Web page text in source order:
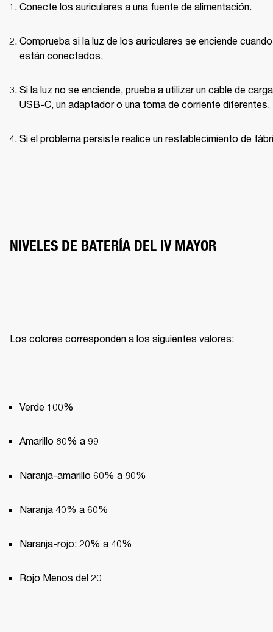
Conecte los auriculares a una fuente de alimentación.
Comprueba si la luz de los auriculares se enciende cuando
están conectados.
Si la luz no se enciende, prueba a utilizar un cable de carga
USB-C, un adaptador o una toma de corriente diferentes.
Si el problema persiste realice un restablecimiento de
NIVELES DE BATERÍA DEL IV MAYOR
Los colores corresponden a los siguientes valores:
Verde 100%
Amarillo 80% a 99
Naranja-amarillo 60% a 80%
Naranja 40% a 60%
Naranja-rojo: 20% a 40%
Rojo Menos del 20